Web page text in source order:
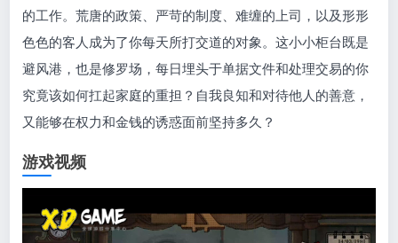
的工作。荒唐的政策、严苛的制度、难缠的上司，以及形形
色色的客人成为了你每天所打交道的对象。这小小柜台既是
避风港，也是修罗场，每日埋头于单据文件和处理交易的你
究竟该如何扛起家庭的重担？自我良知和对待他人的善意，
又能够在权力和金钱的诱惑面前坚持多久？
游戏视频